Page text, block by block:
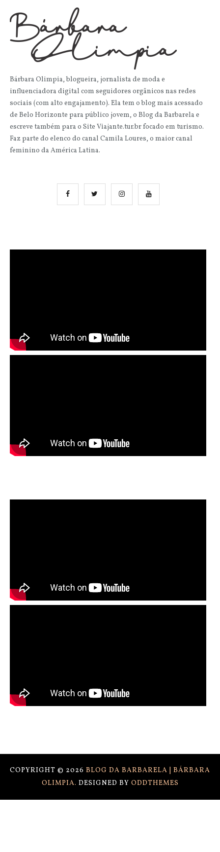
Bárbara Olimpia, blogueira, jornalista de moda e
influenciadora digital com seguidores orgânicos nas redes
sociais (com alto engajamento). Ela tem o blog mais acessado
de Belo Horizonte para público jovem, o Blog da Barbarela e
escreve também para o Site Viajante.tur.br focado em turismo.
Faz parte do elenco do canal Camila Loures, o maior canal
feminino da América Latina.
COPYRIGHT © 2026 BLOG DA BARBARELA | BÁRBARA
OLIMPIA. DESIGNED BY ODDTHEMES